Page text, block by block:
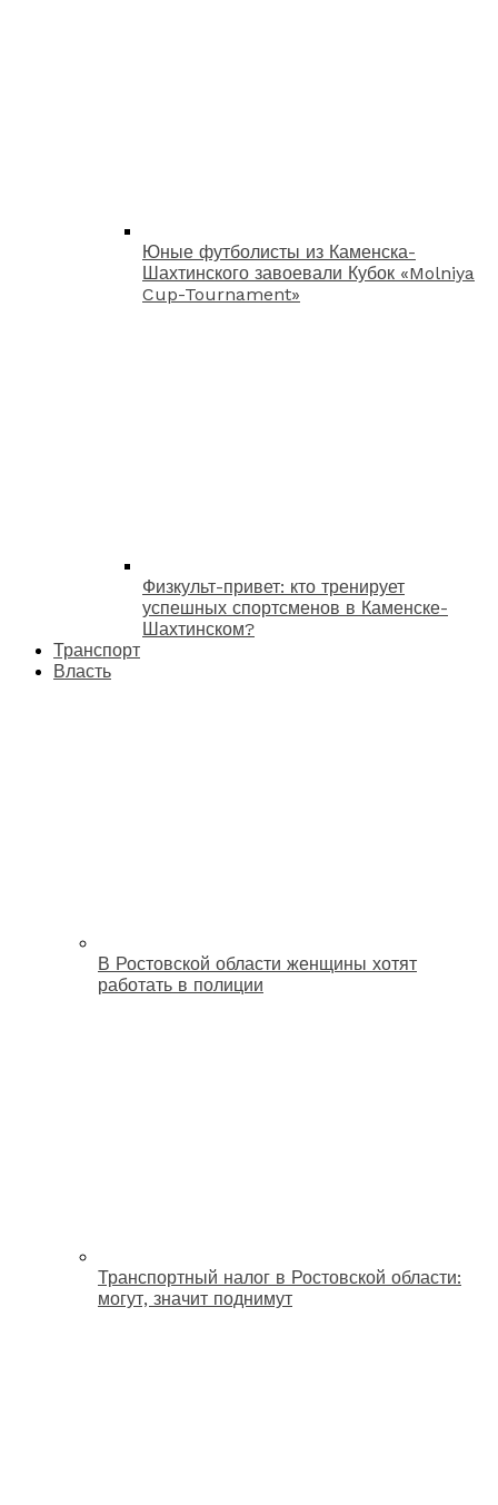
Юные футболисты из Каменска-
Шахтинского завоевали Кубок «Molniya
Cup-Tournament»
Физкульт-привет: кто тренирует
успешных спортсменов в Каменске-
Шахтинском?
Транспорт
Власть
В Ростовской области женщины хотят
работать в полиции
Транспортный налог в Ростовской области:
могут, значит поднимут